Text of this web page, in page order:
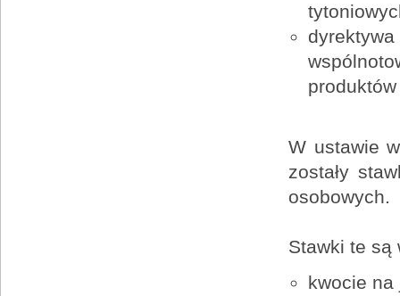
W ustawie
zostały
osobowych.
Stawki te są
kwocie na